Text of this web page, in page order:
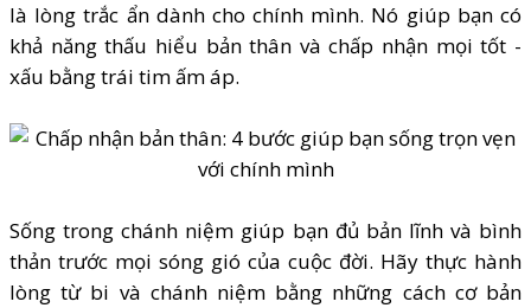
là lòng trắc ẩn dành cho chính mình. Nó giúp bạn có
khả năng thấu hiểu bản thân và chấp nhận mọi tốt -
xấu bằng trái tim ấm áp.
Sống trong chánh niệm giúp bạn đủ bản lĩnh và bình
thản trước mọi sóng gió của cuộc đời. Hãy thực hành
lòng từ bi và chánh niệm bằng những cách cơ bản